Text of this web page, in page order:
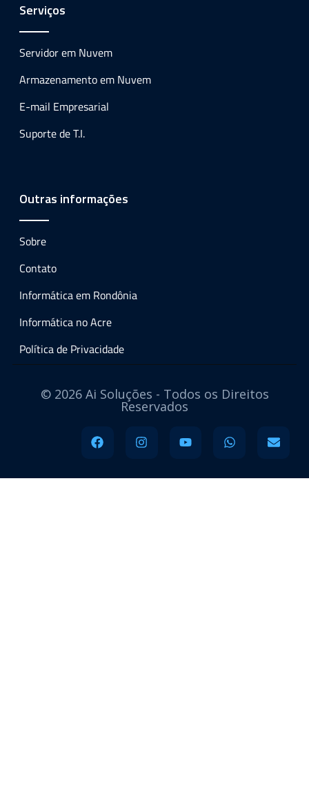
Serviços
Servidor em Nuvem
Armazenamento em Nuvem
E-mail Empresarial
Suporte de T.I.
Outras informações
Sobre
Contato
Informática em Rondônia
Informática no Acre
Política de Privacidade
© 2026 Ai Soluções - Todos os Direitos
Reservados